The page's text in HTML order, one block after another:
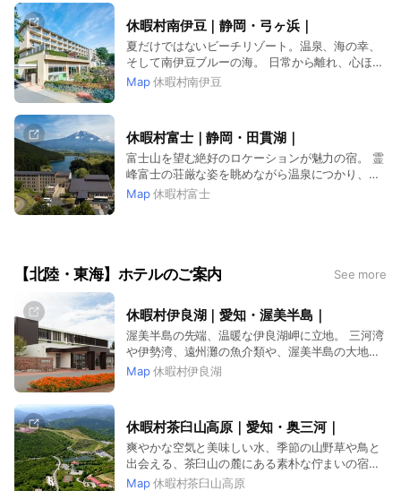
休暇村南伊豆｜静岡・弓ヶ浜｜
夏だけではないビーチリゾート。温泉、海の幸、
そして南伊豆ブルーの海。 日常から離れ、心ほど
くバケ－ションを。
Map 休暇村南伊豆
休暇村富士｜静岡・田貫湖｜
富士山を望む絶好のロケーションが魅力の宿。 霊
峰富士の荘厳な姿を眺めながら温泉につかり、地
元産の美味をご満喫いただけます。
Map 休暇村富士
【北陸・東海】ホテルのご案内 See more
休暇村伊良湖｜愛知・渥美半島｜
渥美半島の先端、温暖な伊良湖岬に立地。 三河湾
や伊勢湾、遠州灘の魚介類や、渥美半島の大地に
育まれた旬の食材が堪能できます。
Map 休暇村伊良湖
休暇村茶臼山高原｜愛知・奥三河｜
爽やかな空気と美味しい水、季節の山野草や鳥と
出会える、茶臼山の麓にある素朴な佇まいの宿。
夏には避暑地として、冬はスキーに。四季折々、
Map 休暇村茶臼山高原